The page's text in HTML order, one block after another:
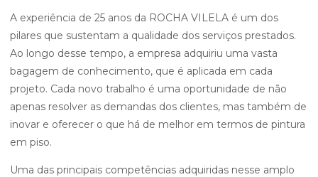
A experiência de 25 anos da ROCHA VILELA é um dos
pilares que sustentam a qualidade dos serviços prestados.
Ao longo desse tempo, a empresa adquiriu uma vasta
bagagem de conhecimento, que é aplicada em cada
projeto. Cada novo trabalho é uma oportunidade de não
apenas resolver as demandas dos clientes, mas também de
inovar e oferecer o que há de melhor em termos de pintura
em piso.
Uma das principais competências adquiridas nesse amplo